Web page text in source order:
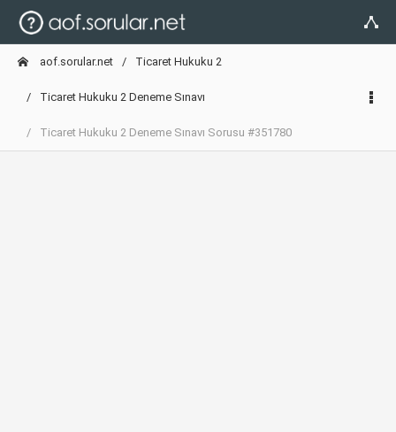
aof.sorular.net Ticaret Hukuku 2
Ticaret Hukuku 2 Deneme Sınavı
Ticaret Hukuku 2 Deneme Sınavı Sorusu #351780